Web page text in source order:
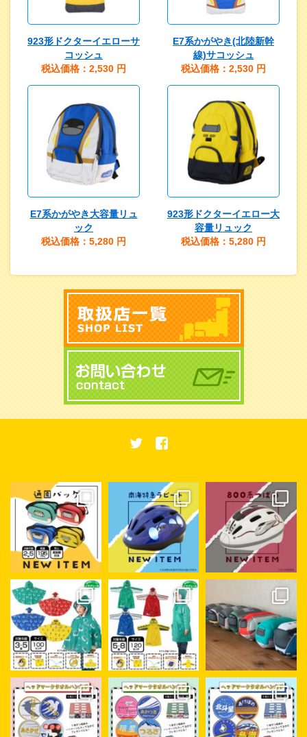
923形ドクターイエローサ
コッシュ
税込価格：2,530 円
E7系かがやき(北陸新幹
線)サコッシュ
税込価格：2,530 円
E7系かがやき大容量リュ
ック
税込価格：5,280 円
923形ドクターイエロー大
容量リュック
税込価格：5,280 円